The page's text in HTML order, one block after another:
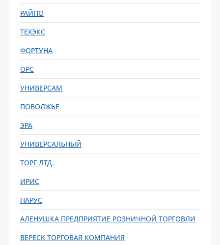
РАЙПО
ТЕХЭКС
ФОРТУНА
ОРС
УНИВЕРСАМ
ПОВОЛЖЬЕ
ЭРА
УНИВЕРСАЛЬНЫЙ
ТОРГ ЛТД.
ИРИС
ПАРУС
АЛЕНУШКА ПРЕДПРИЯТИЕ РОЗНИЧНОЙ ТОРГОВЛИ
ВЕРЕСК ТОРГОВАЯ КОМПАНИЯ